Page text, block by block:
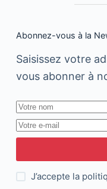
Abonnez-vous à la
Saisissez votre
vous abonner à
J’accepte la